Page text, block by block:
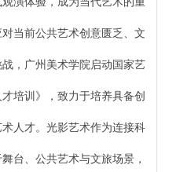
当前公共艺术创意匮乏、文
，广州美术学院启动国家艺
才培训 》，致力于培养具备创
人才。光影艺术作为连接科
台、公共艺术与文旅场景，